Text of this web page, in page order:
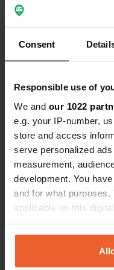
Consent
Responsible use of
We and our 1022
e.g. your IP-number,
store and access
serve personalized
measurement,
development. You
and for what
applicable on this
any time from the
the Privacy trigger icon.
médiocre. J'ai reçu
cuisiniers avaient
plus longtemps,
immédiatement
camping-car a
dégâts à cause de :
Contact
A-497
Punta Umbría,